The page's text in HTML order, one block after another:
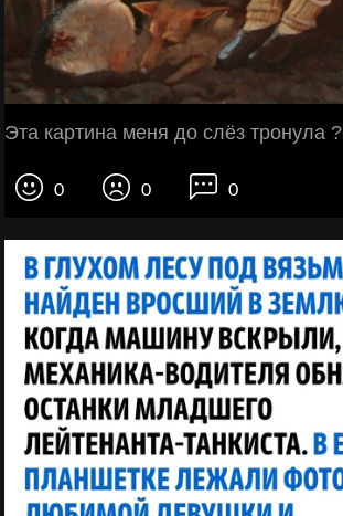
Эта картина меня до слёз тронула ?
0 0 0